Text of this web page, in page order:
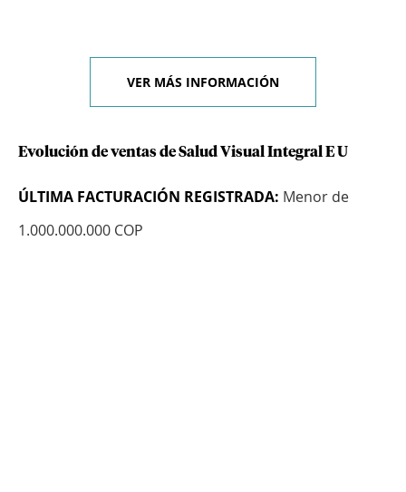
VER MÁS INFORMACIÓN
Evolución de ventas de Salud Visual Integral E U
ÚLTIMA FACTURACIÓN REGISTRADA: Menor de
1.000.000.000 COP